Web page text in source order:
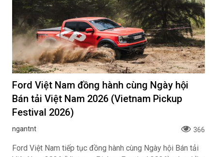
Ford Việt Nam đồng hành cùng Ngày hội
Bán tải Việt Nam 2026 (Vietnam Pickup
Festival 2026)
ngantnt 366
Ford Việt Nam tiếp tục đồng hành cùng Ngày hội Bán tải